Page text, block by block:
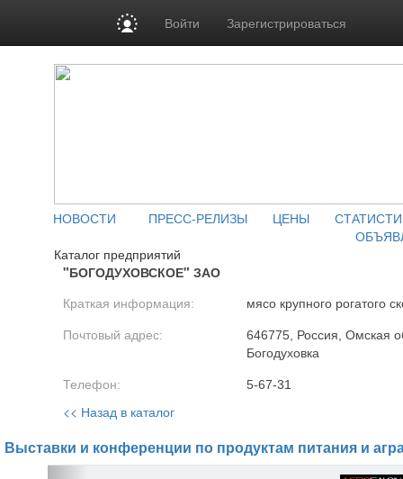
Войти Зарегистрироваться
НОВОСТИ ПРЕСС-РЕЛИЗЫ ЦЕНЫ
Каталог предприятий
"БОГОДУХОВСКОЕ" ЗАО
Краткая информация: мясо крупного рогатого
Почтовый адрес:
646775, Россия, Омская
Богодуховка
Телефон: 5-67-31
<< Назад в каталог
Выставки и конференции по продуктам питания и